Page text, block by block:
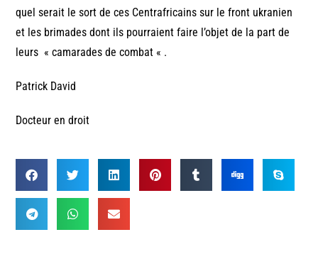
quel serait le sort de ces Centrafricains sur le front ukranien
et les brimades dont ils pourraient faire l’objet de la part de
leurs « camarades de combat « .
Patrick David
Docteur en droit